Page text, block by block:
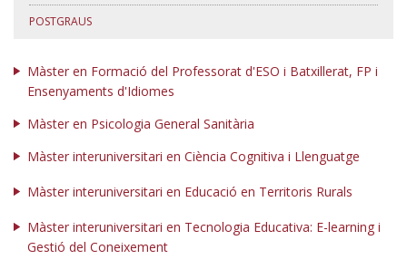
POSTGRAUS
Màster en Formació del Professorat d'ESO i Batxillerat, FP i
Ensenyaments d'Idiomes
Màster en Psicologia General Sanitària
Màster interuniversitari en Ciència Cognitiva i Llenguatge
Màster interuniversitari en Educació en Territoris Rurals
Màster interuniversitari en Tecnologia Educativa: E-learning i
Gestió del Coneixement